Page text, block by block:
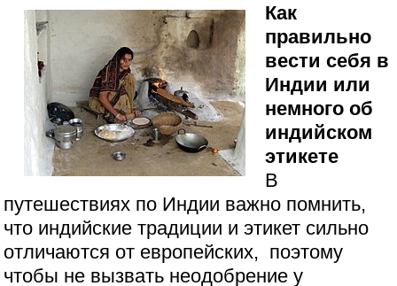
Как
правильно
вести себя в
Индии или
немного об
индийском
этикете
В
путешествиях по Индии важно помнить,
что индийские традиции и этикет сильно
отличаются от европейских, поэтому
чтобы не вызвать неодобрение у